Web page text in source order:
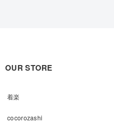
OUR STORE
着楽
cocorozashi